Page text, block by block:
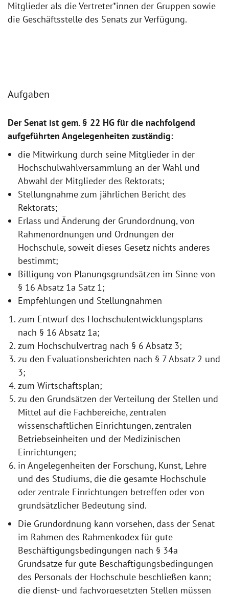
Mitglieder als die Vertreter*innen der Gruppen sowie
die Geschäftsstelle des Senats zur Verfügung.
Aufgaben
Der Senat ist gem. § 22 HG für die nachfolgend
aufgeführten Angelegenheiten zuständig:
die Mitwirkung durch seine Mitglieder in der
Hochschulwahlversammlung an der Wahl und
Abwahl der Mitglieder des Rektorats;
Stellungnahme zum jährlichen Bericht des
Rektorats;
Erlass und Änderung der Grundordnung, von
Rahmenordnungen und Ordnungen der
Hochschule, soweit dieses Gesetz nichts anderes
bestimmt;
Billigung von Planungsgrundsätzen im Sinne von
§ 16 Absatz 1a Satz 1;
Empfehlungen und Stellungnahmen
zum Entwurf des Hochschulentwicklungsplans
nach § 16 Absatz 1a;
zum Hochschulvertrag nach § 6 Absatz 3;
zu den Evaluationsberichten nach § 7 Absatz 2 und
3;
zum Wirtschaftsplan;
zu den Grundsätzen der Verteilung der Stellen und
Mittel auf die Fachbereiche, zentralen
wissenschaftlichen Einrichtungen, zentralen
Betriebseinheiten und der Medizinischen
Einrichtungen;
in Angelegenheiten der Forschung, Kunst, Lehre
und des Studiums, die die gesamte Hochschule
oder zentrale Einrichtungen betreffen oder von
grundsätzlicher Bedeutung sind.
Die Grundordnung kann vorsehen, dass der Senat
im Rahmen des Rahmenkodex für gute
Beschäftigungsbedingungen nach § 34a
Grundsätze für gute Beschäftigungsbedingungen
des Personals der Hochschule beschließen kann;
die dienst- und fachvorgesetzten Stellen müssen